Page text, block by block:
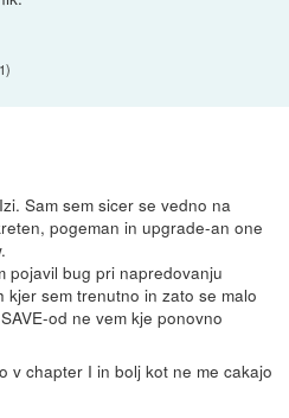
)
Sam sem sicer se vedno na
pogeman in upgrade-an one
pojavil bug pri napredovanju
sem trenutno in zato se malo
od ne vem kje ponovno
v chapter I in bolj kot ne me cakajo